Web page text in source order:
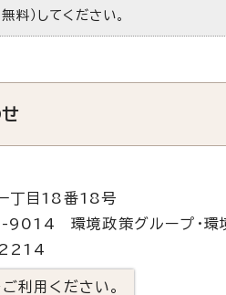
料）してください。
丁目18番18号
9014 環境政策グループ・
利用ください。